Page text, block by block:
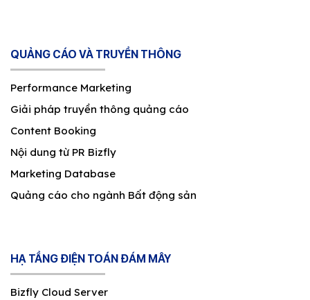
QUẢNG CÁO VÀ TRUYỀN THÔNG
Performance Marketing
Giải pháp truyền thông quảng cáo
Content Booking
Nội dung từ PR Bizfly
Marketing Database
Quảng cáo cho ngành Bất động sản
HẠ TẦNG ĐIỆN TOÁN ĐÁM MÂY
Bizfly Cloud Server